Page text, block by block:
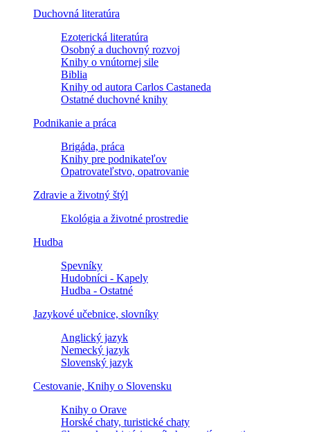
Duchovná literatúra
Ezoterická literatúra
Osobný a duchovný rozvoj
Knihy o vnútornej sile
Biblia
Knihy od autora Carlos Castaneda
Ostatné duchovné knihy
Podnikanie a práca
Brigáda, práca
Knihy pre podnikateľov
Opatrovateľstvo, opatrovanie
Zdravie a životný štýl
Ekológia a životné prostredie
Hudba
Spevníky
Hudobníci - Kapely
Hudba - Ostatné
Jazykové učebnice, slovníky
Anglický jazyk
Nemecký jazyk
Slovenský jazyk
Cestovanie, Knihy o Slovensku
Knihy o Orave
Horské chaty, turistické chaty